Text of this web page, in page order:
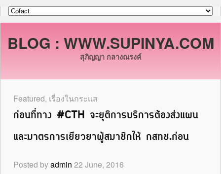
BLOG : WWW.SUPINYA.COM
สุภิญญา กลางณรงค์
Featured, เรื่องในกระแส
ก่อนที่ทาง #CTH จะยุติการบริการต้องส่งแผน
และมาตรการเยียวยาผู้สมาชิกให้ กสทช.ก่อน
Posted byadmin 22 June, 2016